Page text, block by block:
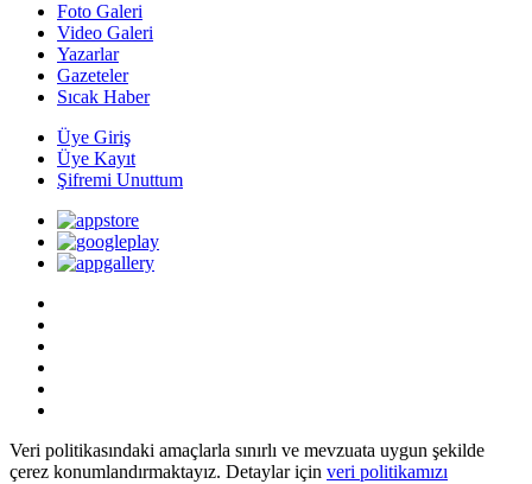
Foto Galeri
Video Galeri
Yazarlar
Gazeteler
Sıcak Haber
Üye Giriş
Üye Kayıt
Şifremi Unuttum
Veri politikasındaki amaçlarla sınırlı ve mevzuata uygun şekilde
çerez konumlandırmaktayız. Detaylar için veri politikamızı